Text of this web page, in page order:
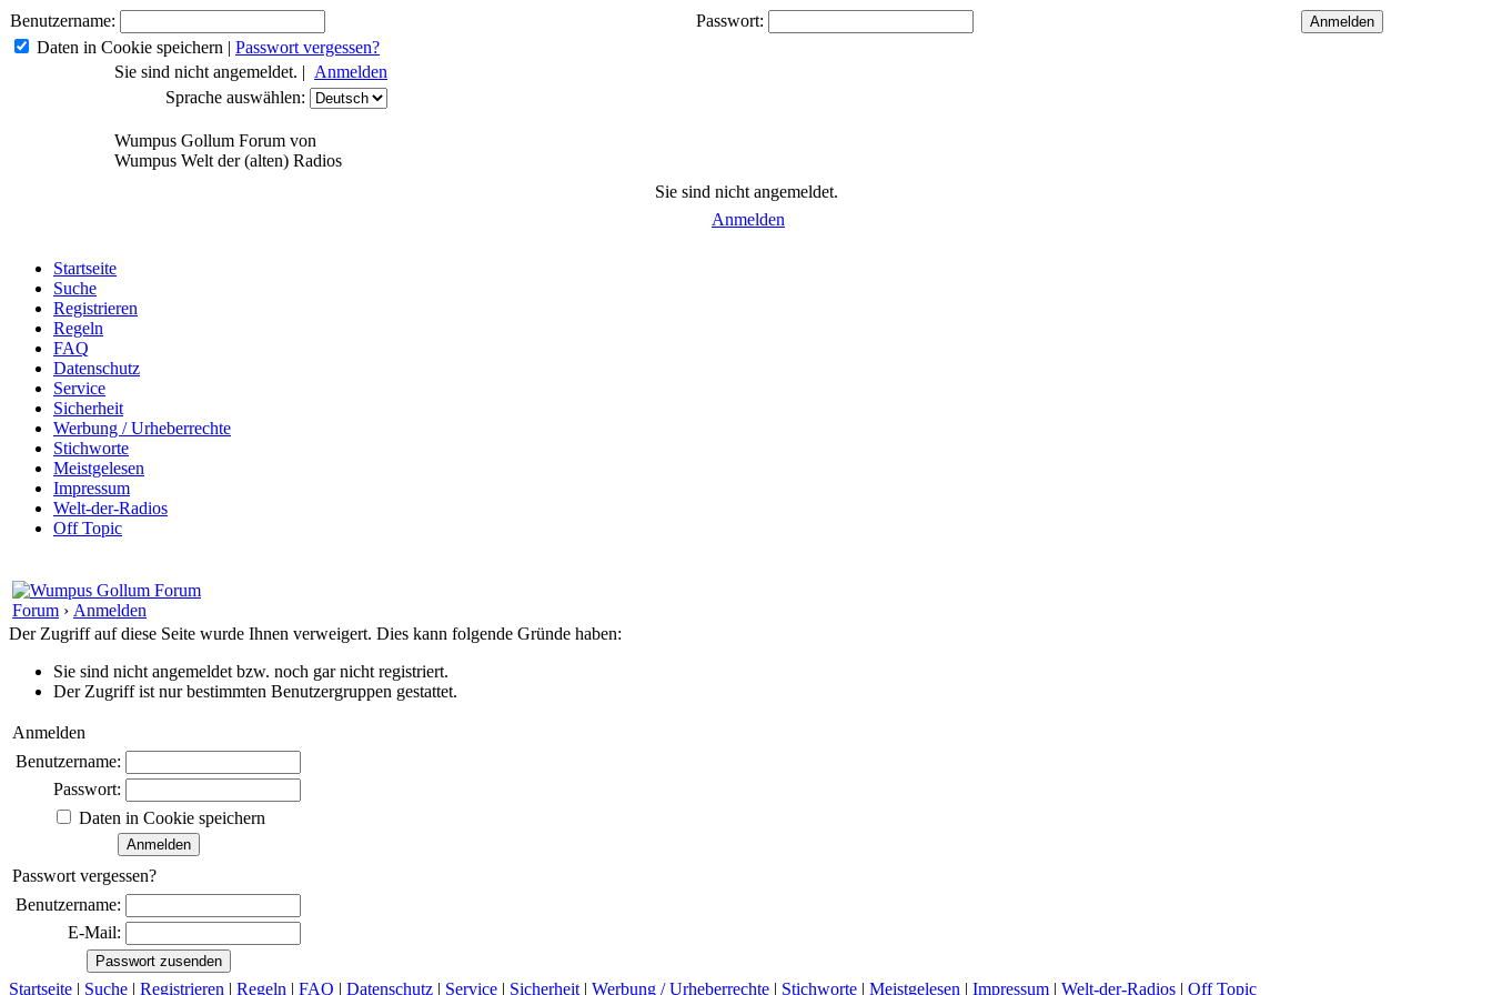
Benutzername:
Passwort:
Daten in Cookie speichern | Passwort vergessen?
Sie sind nicht angemeldet. | Anmelden
Sprache auswählen:
Wumpus Gollum Forum von
Wumpus Welt der (alten) Radios
Sie sind nicht angemeldet.
Anmelden
Startseite
Suche
Registrieren
Regeln
FAQ
Datenschutz
Service
Sicherheit
Werbung / Urheberrechte
Stichworte
Meistgelesen
Impressum
Welt-der-Radios
Off Topic
Forum › Anmelden
Der Zugriff auf diese Seite wurde Ihnen verweigert. Dies kann folgende Gründe haben:
Sie sind nicht angemeldet bzw. noch gar nicht registriert.
Der Zugriff ist nur bestimmten Benutzergruppen gestattet.
Anmelden
Benutzername:
Passwort:
Daten in Cookie speichern
Passwort vergessen?
Benutzername:
E-Mail:
Startseite | Suche | Registrieren | Regeln | FAQ | Datenschutz | Service | Sicherheit | Werbung / Urheberrechte | Stichworte | Meistgelesen | Impressum | Welt-der-Radios | Off Topic